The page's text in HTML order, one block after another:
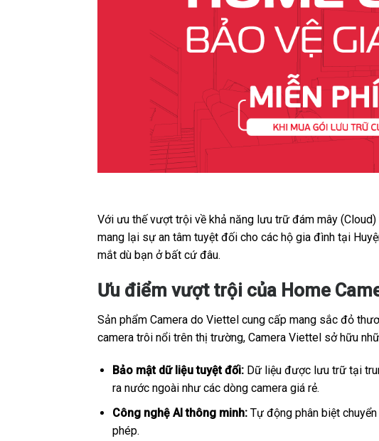
Với ưu thế vượt trội về khả năng lưu trữ đám mây
mang lại sự an tâm tuyệt đối cho các hộ gia đình tại
mắt dù bạn ở bất cứ đâu.
Ưu điểm vượt trội của Home
Sản phẩm Camera do Viettel cung cấp mang sắc đỏ
camera trôi nổi trên thị trường, Camera Viettel sở hữu
Bảo mật dữ liệu tuyệt đối:Dữ liệu được lưu trữ tại
ra nước ngoài như các dòng camera giá rẻ.
Công nghệ AI thông minh:Tự động phân biệt
phép.